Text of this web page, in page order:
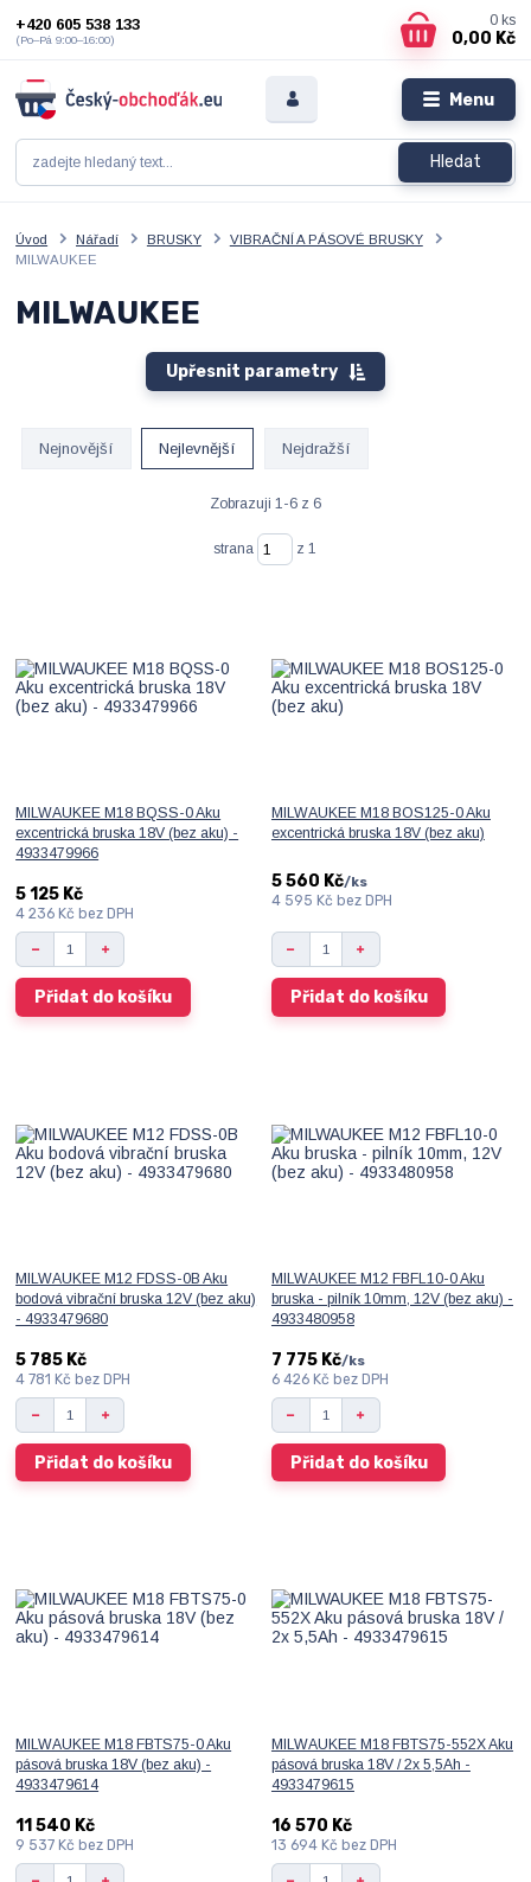
Menu
Hledat
+420 605 538 133
(Po–Pá 9:00–16:00)
0 ks
0,00 Kč
Úvod Nářadí BRUSKY
VIBRAČNÍ A PÁSOVÉ BRUSKY
MILWAUKEE
MILWAUKEE
Upřesnit parametry
Nejnovější Nejlevnější Nejdražší
Zobrazuji 1-6 z 6
strana z 1
MILWAUKEE M18 BQSS-0 Aku
excentrická bruska 18V (bez aku) -
4933479966
5 125 Kč
4 236 Kč bez DPH
Přidat do košíku
MILWAUKEE M18 BOS125-0 Aku
excentrická bruska 18V (bez aku)
5 560 Kč/ks
4 595 Kč bez DPH
Přidat do košíku
MILWAUKEE M12 FDSS-0B Aku
bodová vibrační bruska 12V (bez aku)
- 4933479680
5 785 Kč
4 781 Kč bez DPH
Přidat do košíku
MILWAUKEE M12 FBFL10-0 Aku
bruska - pilník 10mm, 12V (bez aku) -
4933480958
7 775 Kč/ks
6 426 Kč bez DPH
Přidat do košíku
MILWAUKEE M18 FBTS75-0 Aku
pásová bruska 18V (bez aku) -
4933479614
11 540 Kč
9 537 Kč bez DPH
MILWAUKEE M18 FBTS75-552X Aku
pásová bruska 18V / 2x 5,5Ah -
4933479615
16 570 Kč
13 694 Kč bez DPH